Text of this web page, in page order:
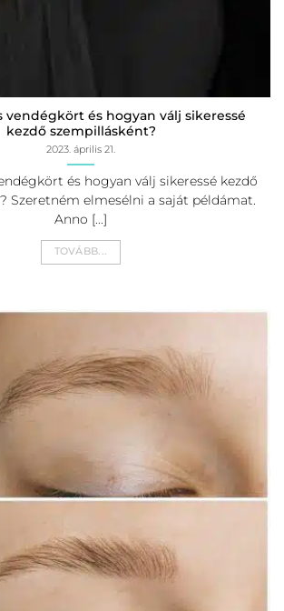
vendégkört és hogyan válj sikeressé
kezdő szempillásként?
2023. április 21.
és hogyan válj sikeressé kezdő
Szeretném elmesélni a saját példámat.
Anno [...]
TOVÁBB...